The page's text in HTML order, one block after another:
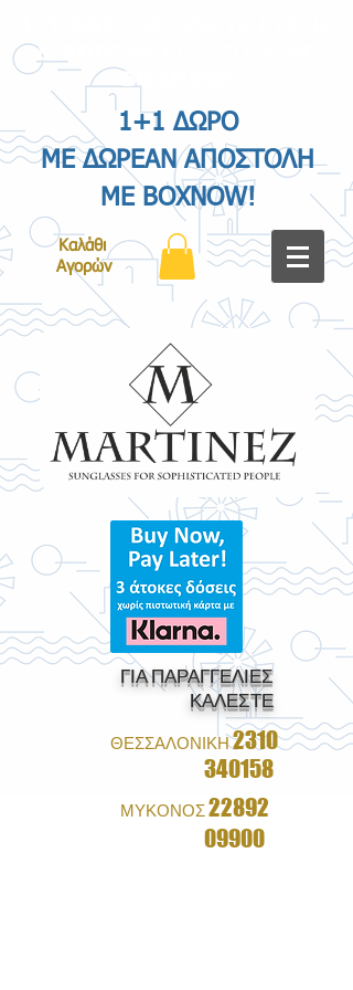
& ΔΩΡΕΑΝ ΑΠΟΣΤΟΛΗ ΜΕ
BOXNOW!
1+1 ΔΩΡΟ
ΜΕ ΔΩΡΕΑΝ ΑΠΟΣΤΟΛΗ
ΜΕ BOXNOW!
Καλάθι
Αγορών
ΓΙΑ ΠΑΡΑΓΓΕΛΙΕΣ
ΚΑΛΕΣΤΕ
ΘΕΣΣΑΛΟΝΙΚΗ2310
340158
ΜΥΚΟΝΟΣ22892
09900